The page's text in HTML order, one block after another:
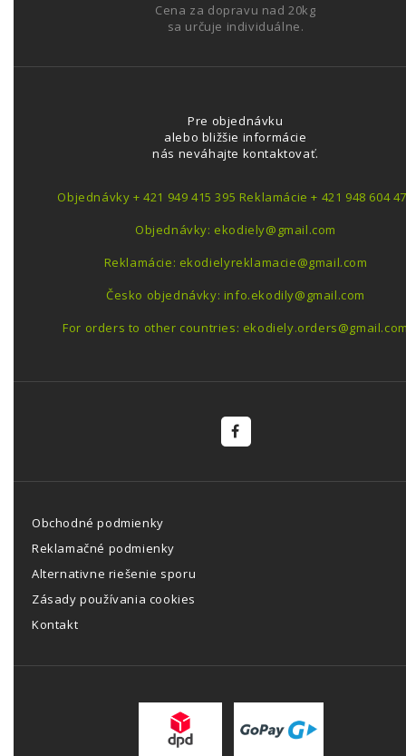
Cena za dopravu nad 20kg
sa určuje individuálne.
Pre objednávku
alebo bližšie informácie
nás neváhajte kontaktovať.
Objednávky + 421 949 415 395 Reklamácie + 421 948 604
Objednávky: ekodiely@gmail.com
Reklamácie: ekodielyreklamacie@gmail.com
Česko objednávky: info.ekodily@gmail.com
For orders to other countries:
Obchodné podmienky
Reklamačné podmienky
Alternativne riešenie sporu
Zásady používania cookies
Kontakt